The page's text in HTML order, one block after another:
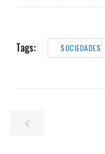
Tags: SOCIEDADES